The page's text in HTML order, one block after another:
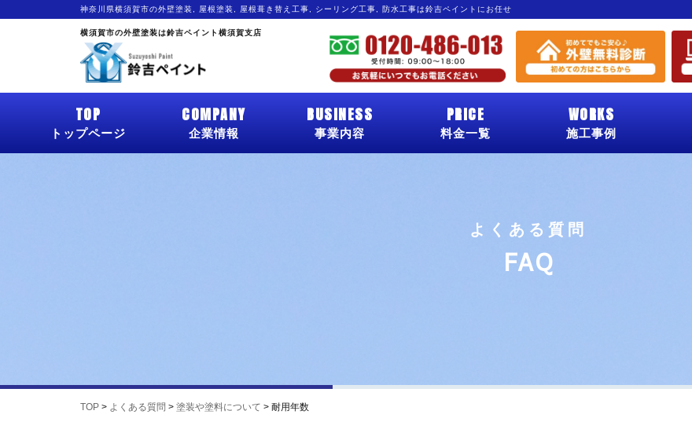
神奈川県横須賀市の外壁塗装, 屋根塗装, 屋根葺き替え工事, シーリング工事, 防水工事は鈴吉ペイントにお任せ
横須賀市の外壁塗装は鈴吉ペイント横須賀支店
TOP
トップページ
COMPANY
企業情報
BUSINESS
事業内容
PRICE
料金一覧
WORKS
施工事例
よくある質問
FAQ
TOP > よくある質問 > 塗装や塗料について > 耐用年数